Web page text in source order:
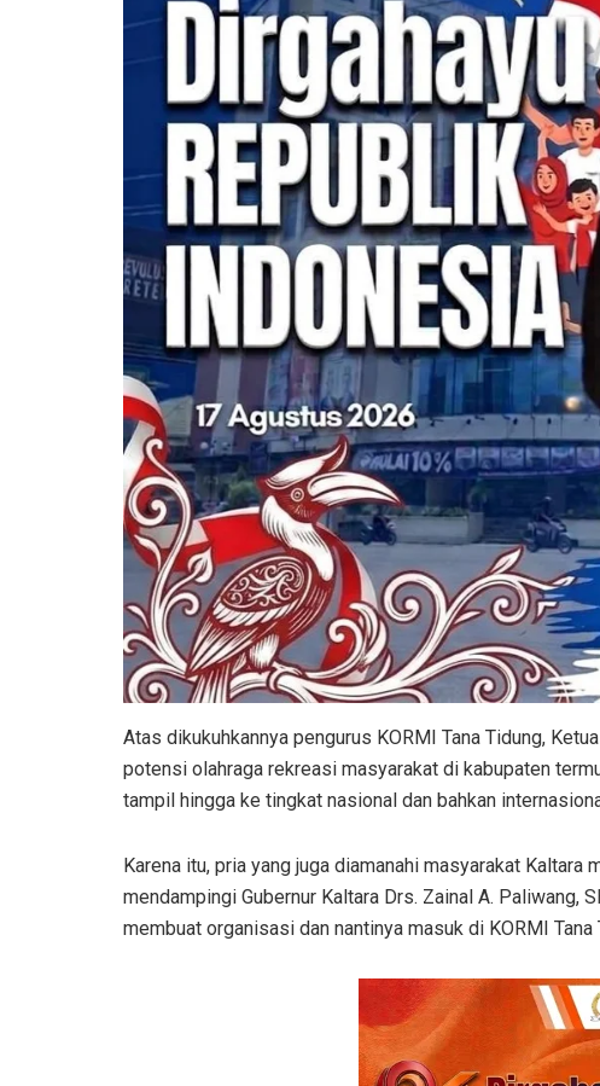
Atas dikukuhkannya pengurus KORMI Tana Tidung,
potensi olahraga rekreasi masyarakat di kabupaten
tampil hingga ke tingkat nasional dan bahkan
Karena itu, pria yang juga diamanahi masyarakat Kaltara
mendampingi Gubernur Kaltara Drs. Zainal A. Paliwang,
membuat organisasi dan nantinya masuk di KORMI Tana